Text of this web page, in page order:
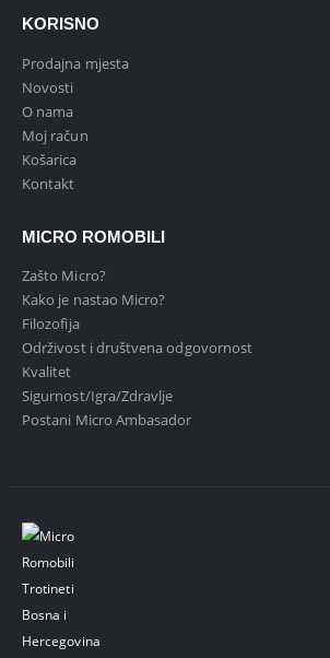
KORISNO
Prodajna mjesta
Novosti
O nama
Moj račun
Košarica
Kontakt
MICRO ROMOBILI
Zašto Micro?
Kako je nastao Micro?
Filozofija
Održivost i društvena odgovornost
Kvalitet
Sigurnost/Igra/Zdravlje
Postani Micro Ambasador